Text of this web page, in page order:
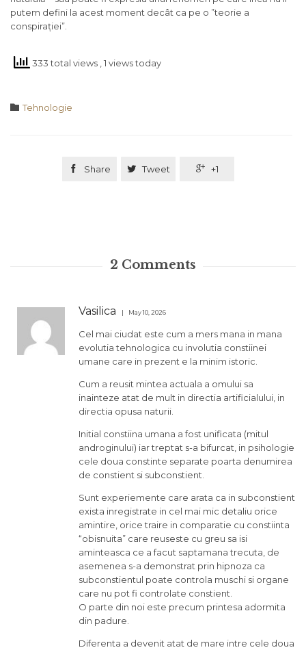
putem defini la acest moment decât ca pe o ”teorie a
conspirației”.
333 total views , 1 views today
 Category
Tehnologie
 Share  Tweet  +1
2 Comments
Vasilica May 10, 2026
Cel mai ciudat este cum a mers mana in mana
evolutia tehnologica cu involutia constiinei
umane care in prezent e la minim istoric.
Cum a reusit mintea actuala a omului sa
inainteze atat de mult in directia artificialului, in
directia opusa naturii.
Initial constiina umana a fost unificata (mitul
androginului) iar treptat s-a bifurcat, in psihologie
cele doua constinte separate poarta denumirea
de constient si subconstient.
Sunt experiemente care arata ca in subconstient
exista inregistrate in cel mai mic detaliu orice
amintire, orice traire in comparatie cu constiinta
“obisnuita” care reuseste cu greu sa isi
aminteasca ce a facut saptamana trecuta, de
asemenea s-a demonstrat prin hipnoza ca
subconstientul poate controla muschi si organe
care nu pot fi controlate constient.
O parte din noi este precum printesa adormita
din padure.
Diferenta a devenit atat de mare intre cele doua